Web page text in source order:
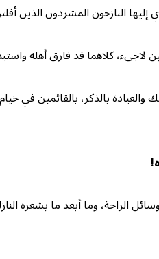
النازحون المشردون الذين
كلاهما قد فارق أهله
بالذكر، بالقائمين في
الراحة، وما أبعد ما